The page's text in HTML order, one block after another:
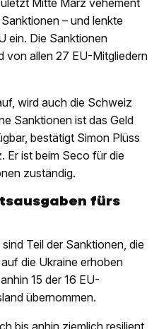
– und lenkte
ein. Die Sanktionen
von allen 27 EU-Mitgliedern
wird auch die Schweiz
Sanktionen ist das Geld
bestätigt Simon Plüss
Er ist beim Seco für die
zuständig.
fürs
Teil der Sanktionen, die
die Ukraine erhoben
15 der 16 EU-
übernommen.
bis anhin ziemlich resilient